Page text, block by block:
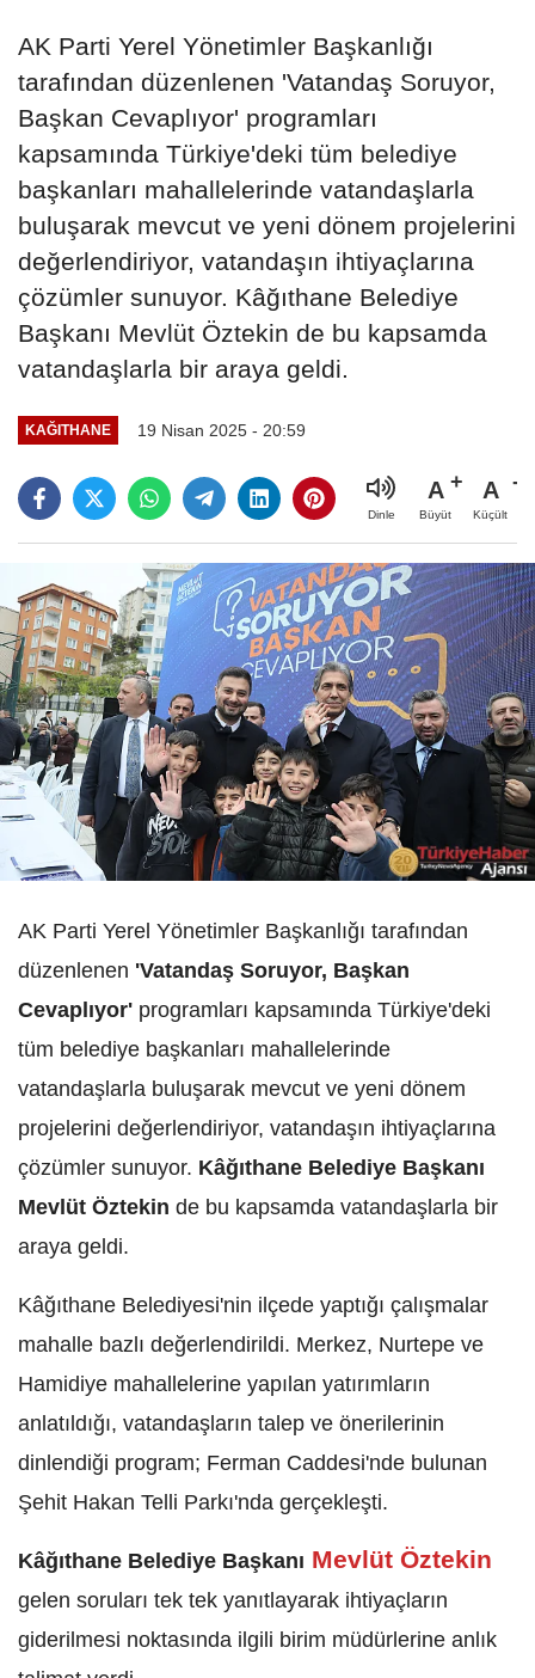
AK Parti Yerel Yönetimler Başkanlığı
tarafından düzenlenen 'Vatandaş Soruyor,
Başkan Cevaplıyor' programları
kapsamında Türkiye'deki tüm belediye
başkanları mahallelerinde vatandaşlarla
buluşarak mevcut ve yeni dönem projelerini
değerlendiriyor, vatandaşın ihtiyaçlarına
çözümler sunuyor. Kâğıthane Belediye
Başkanı Mevlüt Öztekin de bu kapsamda
vatandaşlarla bir araya geldi.
KAĞITHANE 19 Nisan 2025 - 20:59
Dinle
A
Büyüt
A
Küçült
AK Parti Yerel Yönetimler Başkanlığı tarafından
düzenlenen 'Vatandaş Soruyor, Başkan
Cevaplıyor' programları kapsamında Türkiye'deki
tüm belediye başkanları mahallelerinde
vatandaşlarla buluşarak mevcut ve yeni dönem
projelerini değerlendiriyor, vatandaşın ihtiyaçlarına
çözümler sunuyor. Kâğıthane Belediye Başkanı
Mevlüt Öztekin de bu kapsamda vatandaşlarla bir
araya geldi.
Kâğıthane Belediyesi'nin ilçede yaptığı çalışmalar
mahalle bazlı değerlendirildi. Merkez, Nurtepe ve
Hamidiye mahallelerine yapılan yatırımların
anlatıldığı, vatandaşların talep ve önerilerinin
dinlendiği program; Ferman Caddesi'nde bulunan
Şehit Hakan Telli Parkı'nda gerçekleşti.
Kâğıthane Belediye Başkanı Mevlüt Öztekin
gelen soruları tek tek yanıtlayarak ihtiyaçların
giderilmesi noktasında ilgili birim müdürlerine anlık